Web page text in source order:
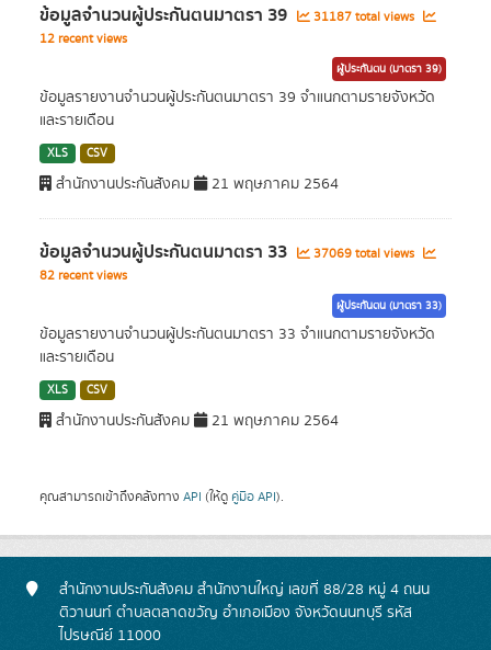
ข้อมูลจำนวนผู้ประกันตนมาตรา 39
31187 total views
12 recent views
ผู้ประกันตน (มาตรา 39)
ข้อมูลรายงานจำนวนผู้ประกันตนมาตรา 39 จำแนกตามรายจังหวัด
และรายเดือน
XLS CSV
สำนักงานประกันสังคม 21 พฤษภาคม 2564
ข้อมูลจำนวนผู้ประกันตนมาตรา 33
37069 total views
82 recent views
ผู้ประกันตน (มาตรา 33)
ข้อมูลรายงานจำนวนผู้ประกันตนมาตรา 33 จำแนกตามรายจังหวัด
และรายเดือน
XLS CSV
สำนักงานประกันสังคม 21 พฤษภาคม 2564
คุณสามารถเข้าถึงคลังทาง API (ให้ดู คู่มือ API).
สำนักงานประกันสังคม สำนักงานใหญ่ เลขที่ 88/28 หมู่ 4 ถนน
ติวานนท์ ตำบลตลาดขวัญ อำเภอเมือง จังหวัดนนทบุรี รหัส
ไปรษณีย์ 11000